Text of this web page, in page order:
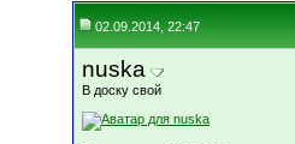
02.09.2014, 22:47
nuska
В доску свой